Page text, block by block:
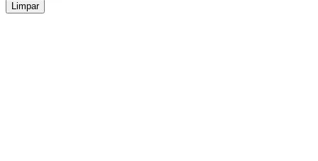
Limpar